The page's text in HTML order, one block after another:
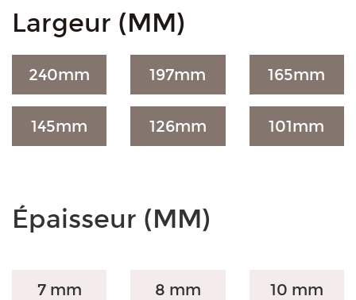
Largeur (MM)
240mm 197mm 165mm
145mm 126mm 101mm
Épaisseur (MM)
7 mm 8 mm 10 mm